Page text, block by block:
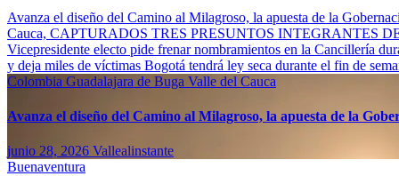
Avanza el diseño del Camino al Milagroso, la apuesta de la
Cauca, CAPTURADOS TRES PRESUNTOS INTEGRANTES
Vicepresidente electo pide frenar nombramientos en la Cancillería
y deja miles de víctimas Bogotá tendrá ley seca durante el fin de
Colombia Guadalajara de Buga Valle del Cauca
Avanza el diseño del Camino al Milagroso, la apuesta de la
junio 28, 2026 Vallealinstante
Buenaventura